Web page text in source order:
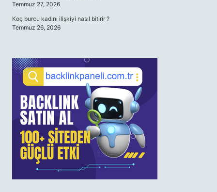
Temmuz 27, 2026
Koç burcu kadını ilişkiyi nasıl bitirir ?
Temmuz 26, 2026